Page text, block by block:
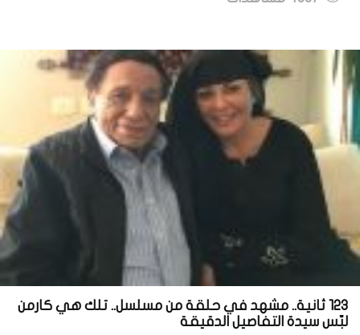
123 ثانية.. مشهد في حلقة من مسلسل.. تلك هي كارمن
لبّس سيدة التفاصيل الدقيقة